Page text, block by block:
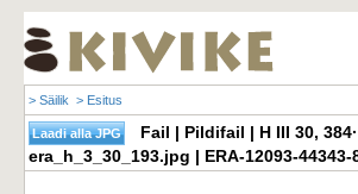
> Säilik > Esitus
Fail | Pildifail | H III 30,
era_h_3_30_193.jpg | ERA-12093-44343-